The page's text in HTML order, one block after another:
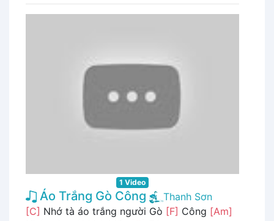
1 Video
Áo Trắng Gò Công
Thanh Sơn
[C] Nhớ tà áo trắng người Gò [F] Công [Am]